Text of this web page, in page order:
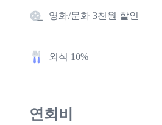
영화/문화 3천원 할인
외식 10%
연회비